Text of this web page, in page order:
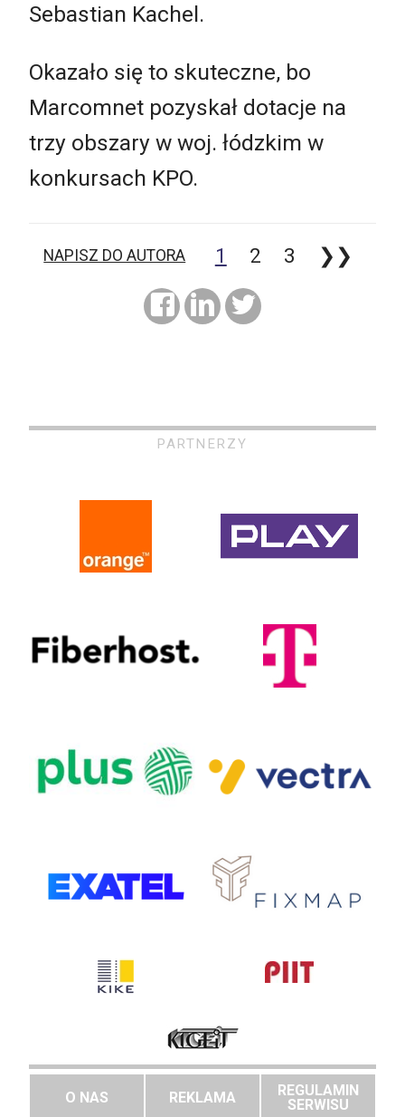
Sebastian Kachel.
Okazało się to skuteczne, bo
Marcomnet pozyskał dotacje na
trzy obszary w woj. łódzkim w
konkursach KPO.
NAPISZ DO AUTORA 1 2 3 ❯❯
PARTNERZY
O NAS REKLAMA
REGULAMIN
SERWISU